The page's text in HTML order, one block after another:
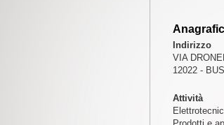
Indirizzo
VIA
12022 -
Attività